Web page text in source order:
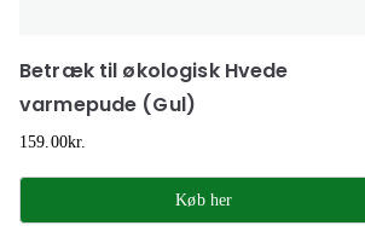
Betræk til økologisk Hvede
varmepude (Gul)
159.00kr.
Køb her